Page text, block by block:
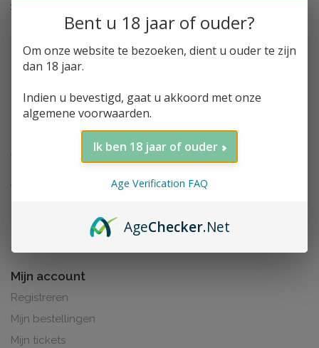
Nothing found
Mijn account
Registreren
Mijn bestellingen
Mijn tickets
Bent u 18 jaar of ouder?
Om onze website te bezoeken, dient u ouder te zijn
dan 18 jaar.
Indien u bevestigd, gaat u akkoord met onze
algemene voorwaarden.
Ik ben 18 jaar of ouder
Age Verification FAQ
AgeChecker.Net